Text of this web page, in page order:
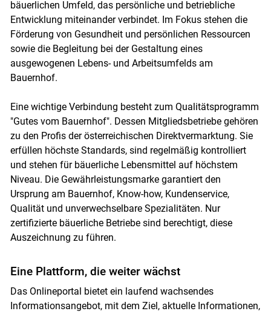
bäuerlichen Umfeld, das persönliche und betriebliche
Entwicklung miteinander verbindet. Im Fokus stehen die
Förderung von Gesundheit und persönlichen Ressourcen
sowie die Begleitung bei der Gestaltung eines
ausgewogenen Lebens- und Arbeitsumfelds am
Bauernhof.
Eine wichtige Verbindung besteht zum Qualitätsprogramm
"Gutes vom Bauernhof". Dessen Mitgliedsbetriebe gehören
zu den Profis der österreichischen Direktvermarktung. Sie
erfüllen höchste Standards, sind regelmäßig kontrolliert
und stehen für bäuerliche Lebensmittel auf höchstem
Niveau. Die Gewährleistungsmarke garantiert den
Ursprung am Bauernhof, Know-how, Kundenservice,
Qualität und unverwechselbare Spezialitäten. Nur
zertifizierte bäuerliche Betriebe sind berechtigt, diese
Auszeichnung zu führen.
Eine Plattform, die weiter wächst
Das Onlineportal bietet ein laufend wachsendes
Informationsangebot, mit dem Ziel, aktuelle Informationen,